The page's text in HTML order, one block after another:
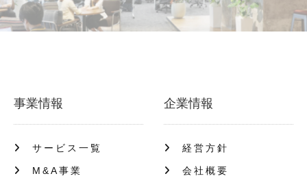
事業情報
サービス一覧
M&A事業
企業情報
経営方針
会社概要